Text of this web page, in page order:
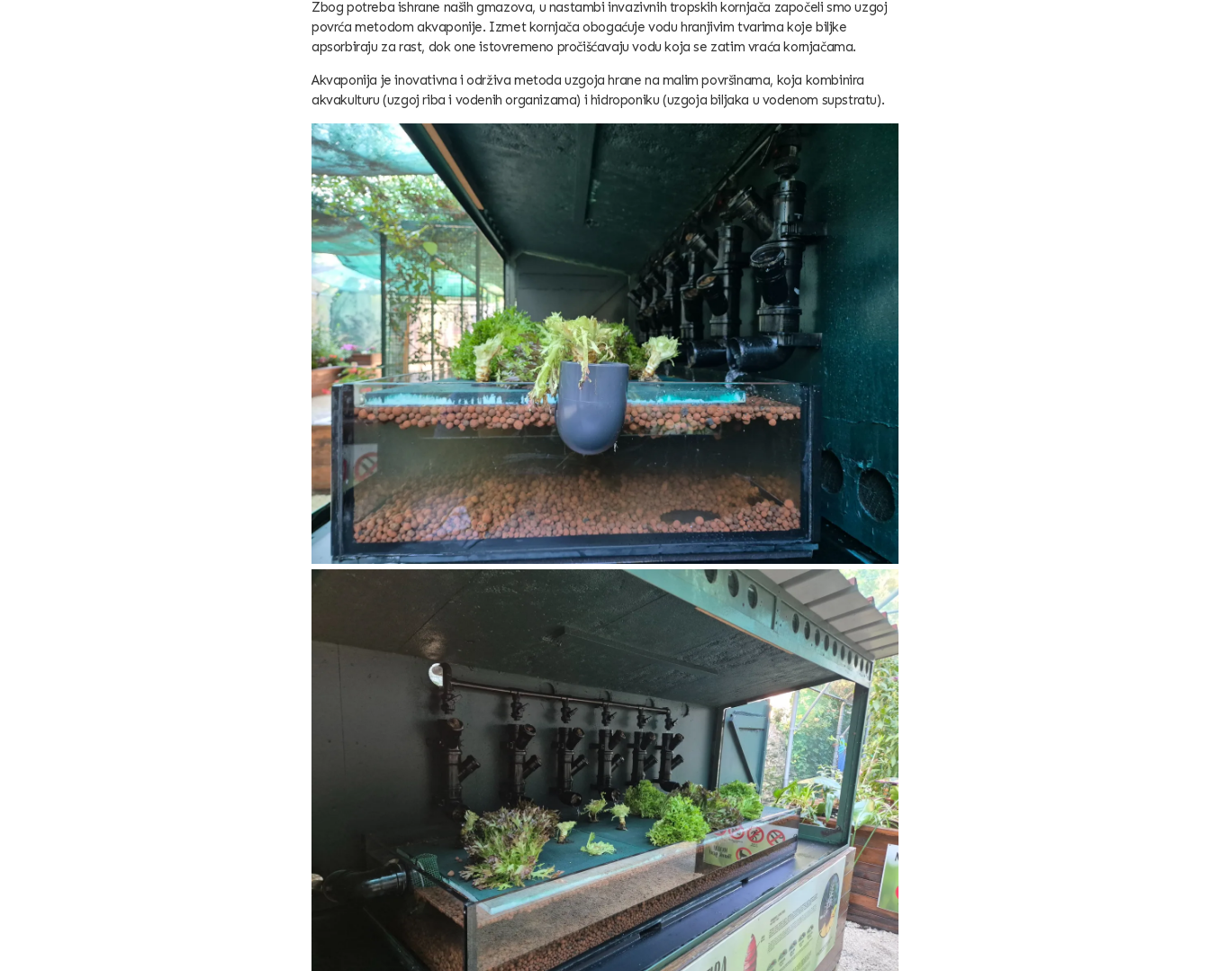
Zbog potreba ishrane naših gmazova, u nastambi invazivnih tropskih kornjača započeli smo uzgoj
povrća metodom akvaponije. Izmet kornjača obogaćuje vodu hranjivim tvarima koje biljke
apsorbiraju za rast, dok one istovremeno pročišćavaju vodu koja se zatim vraća kornjačama.
Akvaponija je inovativna i održiva metoda uzgoja hrane na malim površinama, koja kombinira
akvakulturu (uzgoj riba i vodenihorganizama) i hidroponiku (uzgoja biljaka u vodenom supstratu).